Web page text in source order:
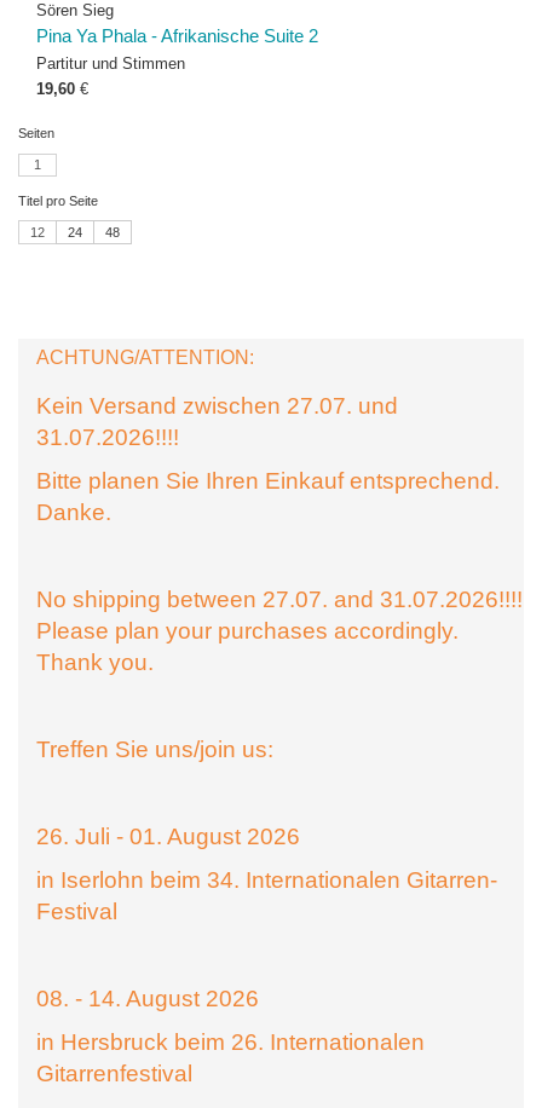
Sören Sieg
Pina Ya Phala - Afrikanische Suite 2
Partitur und Stimmen
19,60 €
Seiten
1
Titel pro Seite
12 24 48
ACHTUNG/ATTENTION:
Kein Versand zwischen 27.07. und
31.07.2026!!!!
Bitte planen Sie Ihren Einkauf entsprechend.
Danke.
No shipping between 27.07. and 31.07.2026!!!!
Please plan your purchases accordingly.
Thank you.
Treffen Sie uns/join us:
26. Juli - 01. August 2026
in Iserlohn beim 34. Internationalen Gitarren-
Festival
08. - 14. August 2026
in Hersbruck beim 26. Internationalen
Gitarrenfestival